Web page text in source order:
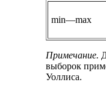
min—max
Примечание.
выборок
Уоллиса.